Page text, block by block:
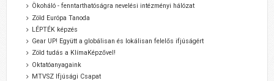
Ökoháló - fenntarthatóságra nevelési intézményi hálózat
Zöld Európa Tanoda
LÉPTÉK képzés
Gear UP! Együtt a globálisan és lokálisan felelős ifjúságért
Zöld tudás a KlímaKépzővel!
Oktatóanyagaink
MTVSZ Ifjúsági Csapat